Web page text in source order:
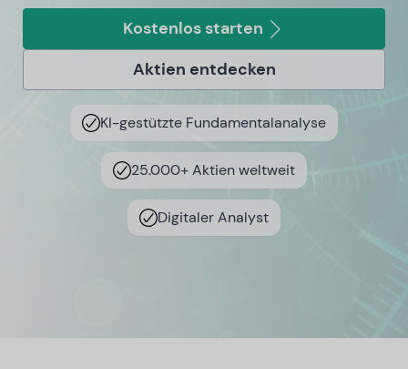
Kostenlos starten
Aktien entdecken
KI-gestützte Fundamentalanalyse
25.000+ Aktien weltweit
Digitaler Analyst